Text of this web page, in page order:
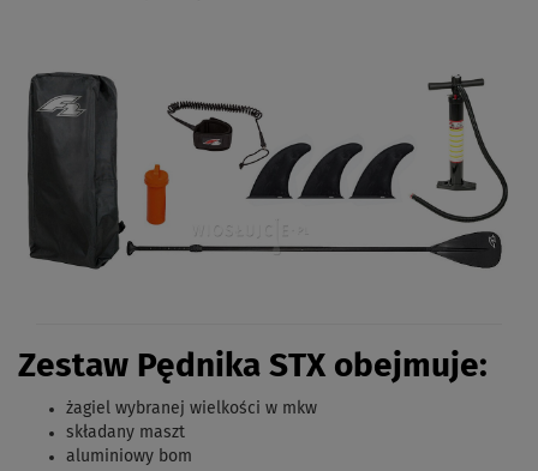
Zestaw Pędnika STX obejmuje:
żagiel wybranej wielkości w mkw
składany maszt
aluminiowy bom